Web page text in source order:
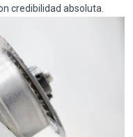
credibilidad absoluta.